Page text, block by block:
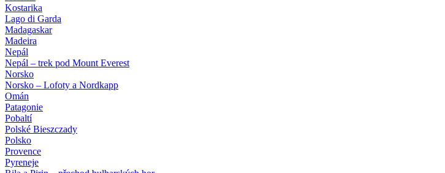
Kostarika
Lago di Garda
Madagaskar
Madeira
Nepál
Nepál – trek pod Mount Everest
Norsko
Norsko – Lofoty a Nordkapp
Omán
Patagonie
Pobaltí
Polské Bieszczady
Polsko
Provence
Pyreneje